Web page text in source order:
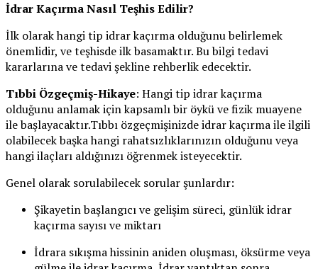
İdrar Kaçırma Nasıl Teşhis Edilir?
İlk olarak hangi tip idrar kaçırma olduğunu belirlemek
önemlidir, ve teşhisde ilk basamaktır. Bu bilgi tedavi
kararlarına ve tedavi şekline rehberlik edecektir.
Tıbbi Özgeçmiş-Hikaye: Hangi tip idrar kaçırma
olduğunu anlamak için kapsamlı bir öykü ve fizik muayene
ile başlayacaktır.Tıbbı özgeçmişinizde idrar kaçırma ile ilgili
olabilecek başka hangi rahatsızlıklarınızın olduğunu veya
hangi ilaçları aldığınızı öğrenmek isteyecektir.
Genel olarak sorulabilecek sorular şunlardır:
Şikayetin başlangıcı ve gelişim süreci, günlük idrar
kaçırma sayısı ve miktarı
İdrara sıkışma hissinin aniden oluşması, öksürme veya